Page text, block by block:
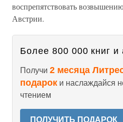
воспрепятствовать
Австрии.
Более 800 000 книг и
Получи 2 месяца
подарок и наслаждайся
чтением
ПОЛУЧИТЬ ПОДАРОК